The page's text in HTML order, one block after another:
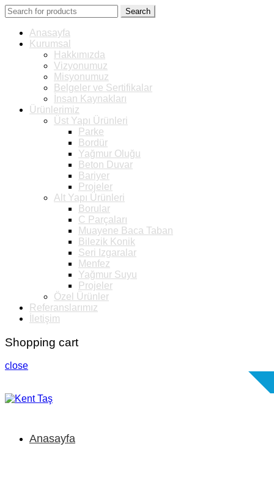
Search
Anasayfa
Kurumsal
Hakkımızda
Vizyonumuz
Misyonumuz
Belgeler ve Sertifikalar
İnsan Kaynakları
Ürünlerimiz
Üst Yapı Ürünleri
Parke
Bordür
Yağmur Oluğu
Beton Duvar
Bariyer
Projeler
Alt Yapı Ürünleri
Borular
C Parçaları
Muayene Baca Taban
Bilezik Konik
Seri Izgaralar
Menfez
Yağmur Suyu
Projeler
Özel Ürünler
Referanslarımız
İletişim
Shopping cart
close
Anasayfa